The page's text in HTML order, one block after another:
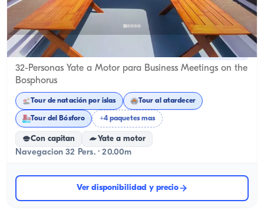
Eminönü, İstanbul Barco nuevo
32-Personas Yate a Motor para Business Meetings on the
Bosphorus
Tour de natación por islas Tour al atardecer
Tour del Bósforo +4 paquetes mas
Con capitan Yate a motor
Navegacion 32 Pers. · 20.00m
Ver disponibilidad y precio